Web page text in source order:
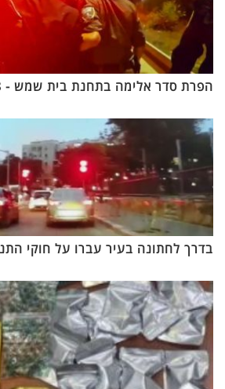
הפרת סדר אלימה בתחנת בית שמש - 8 חשודים נעצרו
בדרך לחתונה בעיר עברו על חוקי